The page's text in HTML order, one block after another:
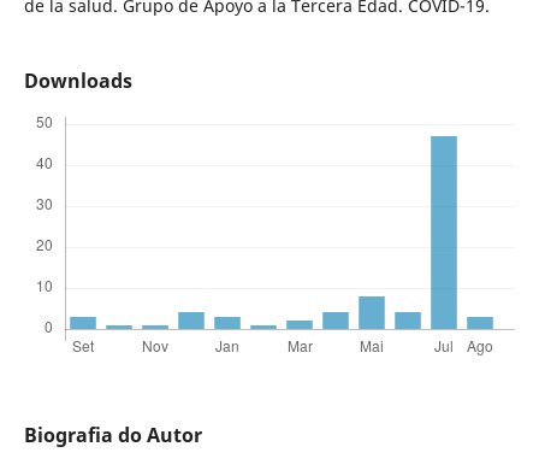
de la salud. Grupo de Apoyo a la Tercera Edad. COVID-19.
Downloads
Biografia do Autor